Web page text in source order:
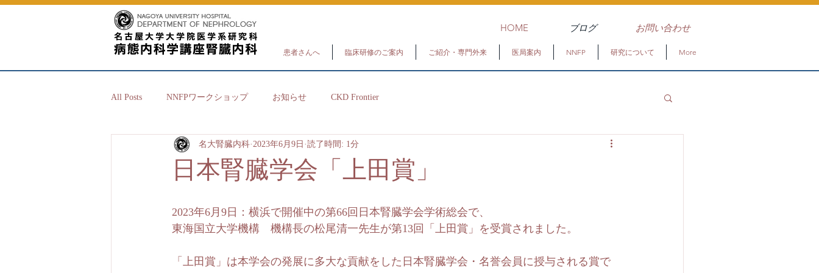
HOME ブログ お問い合わせ
患者さんへ 臨床研修のご案内 ご紹介・専門外来 医局案内 NNFP 研究について More
All Posts NNFPワークショップ お知らせ CKD Frontier
日本腎臓学会「上田賞」
名大腎臓内科 2023年6月9日 読了時間: 1分
2023年6月9日：横浜で開催中の第66回日本腎臓学会学術総会で、
東海国立大学機構　機構長の松尾清一先生が第13回「上田賞」を受賞されました。
「上田賞」は本学会の発展に多大な貢献をした日本腎臓学会・名誉会員に授与される賞で